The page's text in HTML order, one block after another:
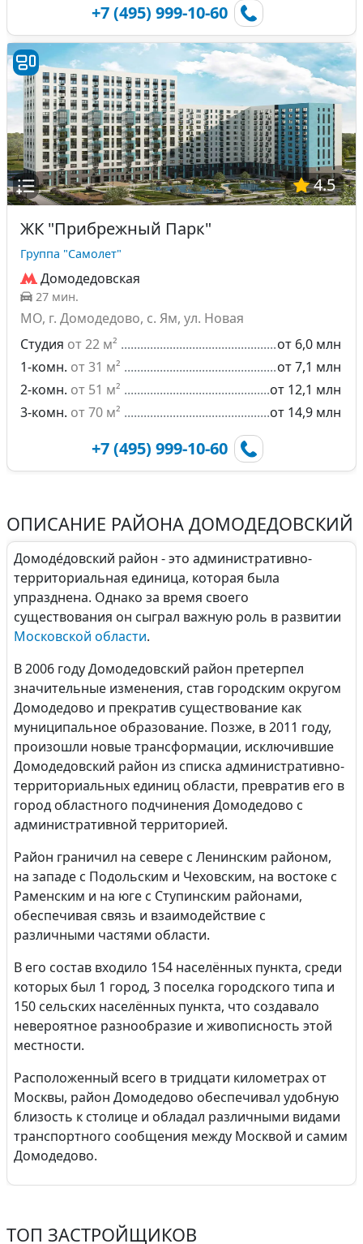
+7 (495) 999-10-60
4.5
ЖК "Прибрежный Парк"
Группа "Самолет"
Домодедовская
27 мин.
МО, г. Домодедово, с. Ям, ул. Новая
Студия от 22 м²
от 6,0 млн
1-комн. от 31 м²
от 7,1 млн
2-комн. от 51 м²
от 12,1 млн
3-комн. от 70 м² от 14,9 млн
+7 (495) 999-10-60
ОПИСАНИЕ РАЙОНА ДОМОДЕДОВСКИЙ
Домоде́довский район - это административно-
территориальная единица, которая была
упразднена. Однако за время своего
существования он сыграл важную роль в развитии
Московской области.
В 2006 году Домодедовский район претерпел
значительные изменения, став городским округом
Домодедово и прекратив существование как
муниципальное образование. Позже, в 2011 году,
произошли новые трансформации, исключившие
Домодедовский район из списка административно-
территориальных единиц области, превратив его в
город областного подчинения Домодедово с
административной территорией.
Район граничил на севере с Ленинским районом,
на западе с Подольским и Чеховским, на востоке с
Раменским и на юге с Ступинским районами,
обеспечивая связь и взаимодействие с
различными частями области.
В его состав входило 154 населённых пункта, среди
которых был 1 город, 3 поселка городского типа и
150 сельских населённых пункта, что создавало
невероятное разнообразие и живописность этой
местности.
Расположенный всего в тридцати километрах от
Москвы, район Домодедово обеспечивал удобную
близость к столице и обладал различными видами
транспортного сообщения между Москвой и самим
Домодедово.
ТОП ЗАСТРОЙЩИКОВ